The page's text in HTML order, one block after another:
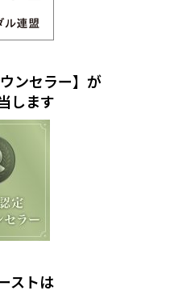
ンセラー】が
します
ストは